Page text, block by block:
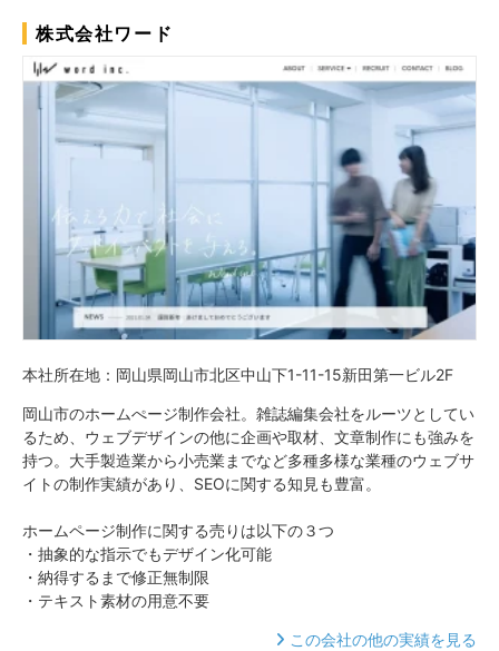
株式会社ワード
本社所在地：岡山県岡山市北区中山下1-11-15新田第一ビル2F
岡山市のホームぺージ制作会社。雑誌編集会社をルーツとしてい
るため、ウェブデザインの他に企画や取材、文章制作にも強みを
持つ。大手製造業から小売業までなど多種多様な業種のウェブサ
イトの制作実績があり、SEOに関する知見も豊富。
ホームページ制作に関する売りは以下の３つ
・抽象的な指示でもデザイン化可能
・納得するまで修正無制限
・テキスト素材の用意不要
この会社の他の実績を見る